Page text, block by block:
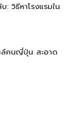
: วิธีหาโรงแรมใน
ล์คนญี่ปุ่น สะอาด